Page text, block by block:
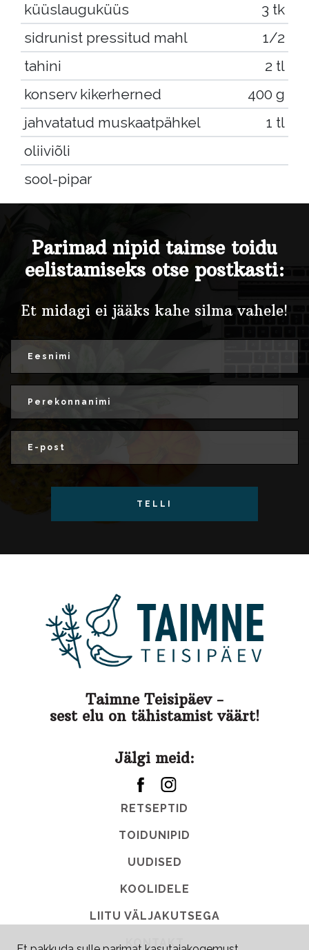
küüslauguküüs
3 tk
sidrunist pressitud mahl
1/2
tahini
2 tl
konserv kikerherned
400 g
jahvatatud muskaatpähkel
1 tl
oliiviõli
sool-pipar
Parimad nipid taimse toidu
eelistamiseks otse postkasti:
Et midagi ei jääks kahe silma vahele!
TELLI
Taimne Teisipäev -
sest elu on tähistamist väärt!
Jälgi meid:
RETSEPTID
TOIDUNIPID
UUDISED
KOOLIDELE
LIITU VÄLJAKUTSEGA
KONTAKT